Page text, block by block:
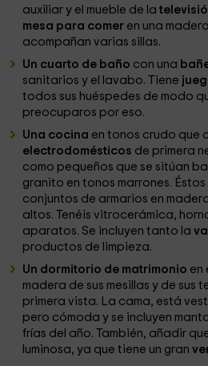
auxiliar y el mueble de la
mesa para comer en una
acompañan varias sillas.
Un cuarto de baño con una
sanitarios y el lavabo. Tiene
todos sus huéspedes de modo
preocuparos por eso.
Una cocina en tonos crudo que
electrodomésticos de primera
como pequeños que se sitúan
granito en tonos marrones.
conjuntos de armarios en
altos. Tenéis vitrocerámica,
aparatos. Se incluyen tanto la
productos de limpieza.
Un dormitorio de matrimonio en
madera de sus mesillas y de sus
primera vista. La cama, está
pero cómoda y se incluyen
frías del año. También, añadir
luminosa, ya que tiene un gran